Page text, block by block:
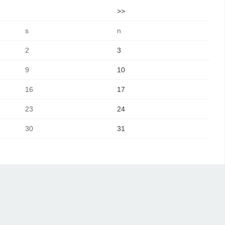
>>
s n
2 3
9 10
16 17
23 24
30 31